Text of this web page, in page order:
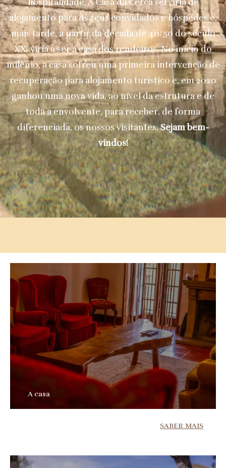
hospitalidade. A Casa da Cerca serviria de
alojamento para os seus convidados e hóspedes e,
mais tarde, a partir da década de 40/50 do século
XX, viria a ser a casa dos rendeiros. No início do
milénio, a casa sofreu uma primeira intervenção de
recuperação para alojamento turístico e, em 2020
ganhou uma nova vida, ao nível da estrutura e de
toda a envolvente, para receber, de forma
diferenciada, os nossos visitantes.Sejam bem-
vindos!
A casa
SABER MAIS